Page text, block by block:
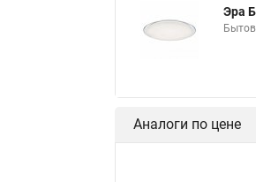
Эра
Аналоги по цене